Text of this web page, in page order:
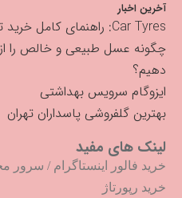
آخرین اخبار
Car Tyres: راهنمای کامل خرید تایر
چگونه عسل طبیعی و خالص را
دهیم؟
ایزوگام سرویس بهداشتی
بهترین گلفروشی پاسداران تهران
لینک های مفید
خرید فالور اینستاگرام / سرور
خرید رپورتاژ